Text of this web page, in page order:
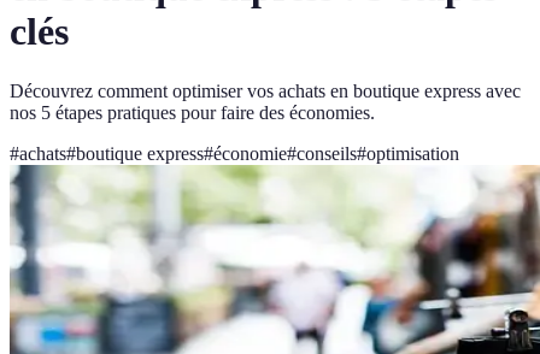
clés
Découvrez comment optimiser vos achats en boutique express avec
nos 5 étapes pratiques pour faire des économies.
#achats#boutique express#économie#conseils#optimisation